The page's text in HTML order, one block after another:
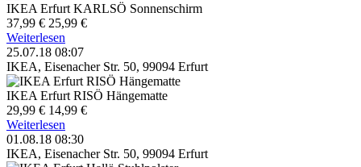
IKEA Erfurt KARLSÖ Sonnenschirm
37,99 € 25,99 €
Weiterlesen
25.07.18 08:07
IKEA, Eisenacher Str. 50, 99094 Erfurt
IKEA Erfurt RISÖ Hängematte
29,99 € 14,99 €
Weiterlesen
01.08.18 08:30
IKEA, Eisenacher Str. 50, 99094 Erfurt